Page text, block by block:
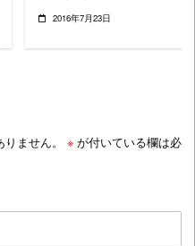
2016年7月23日
ません。 ※ が付いている欄は必